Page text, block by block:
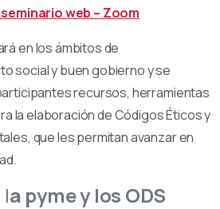
web – Zoom
en los ámbitos de
social y buen gobierno y se
recursos, herramientas
la elaboración de Códigos Éticos y
que les permitan avanzar en
a pyme y los ODS